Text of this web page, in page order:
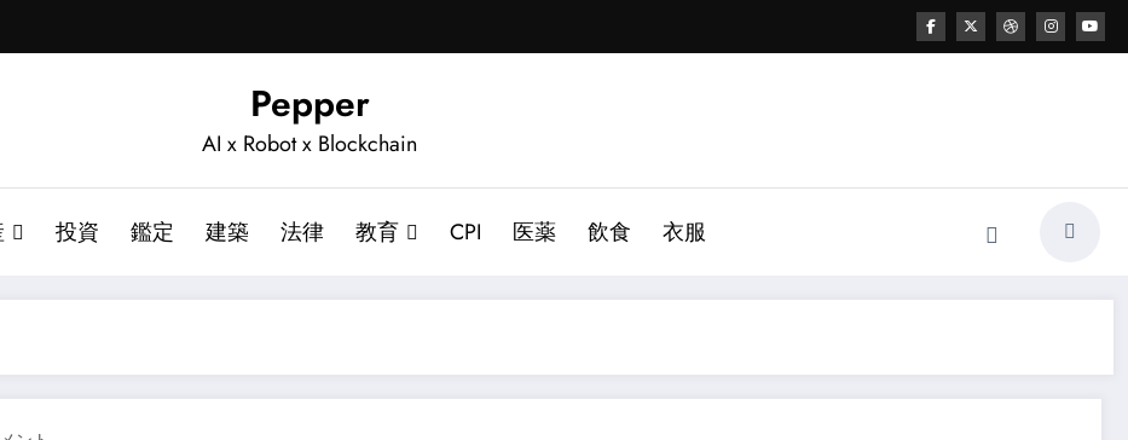
Pepper
AI x Robot x Blockchain
投資 鑑定 建築 法律 教育 CPI 医薬 飲食 衣服